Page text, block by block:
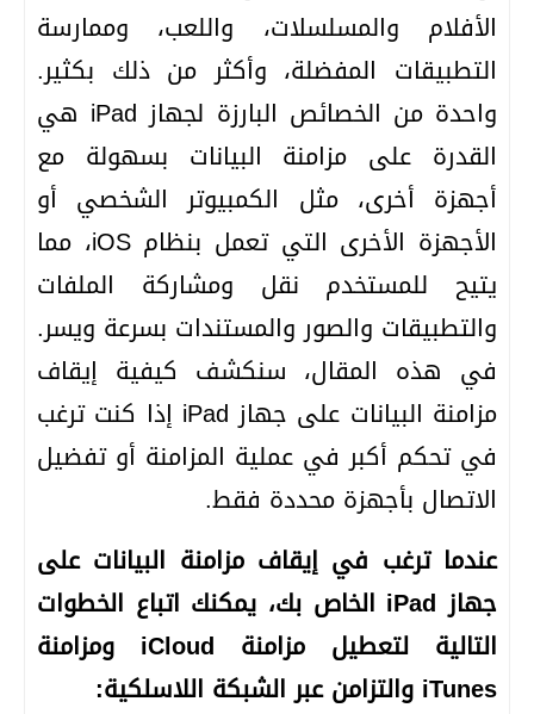
الأفلام والمسلسلات، واللعب، وممارسة
التطبيقات المفضلة، وأكثر من ذلك بكثير.
واحدة من الخصائص البارزة لجهاز iPad هي
القدرة على مزامنة البيانات بسهولة مع
أجهزة أخرى، مثل الكمبيوتر الشخصي أو
الأجهزة الأخرى التي تعمل بنظام iOS، مما
يتيح للمستخدم نقل ومشاركة الملفات
والتطبيقات والصور والمستندات بسرعة ويسر.
في هذه المقال، سنكشف كيفية إيقاف
مزامنة البيانات على جهاز iPad إذا كنت ترغب
في تحكم أكبر في عملية المزامنة أو تفضيل
الاتصال بأجهزة محددة فقط.
عندما ترغب في إيقاف مزامنة البيانات على
جهاز iPad الخاص بك، يمكنك اتباع الخطوات
التالية لتعطيل مزامنة iCloud ومزامنة
iTunes والتزامن عبر الشبكة اللاسلكية: